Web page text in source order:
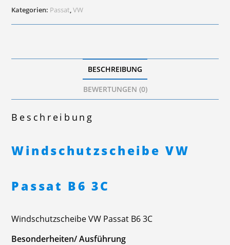
Menge
Kategorien: Passat,VW
BESCHREIBUNG
BEWERTUNGEN (0)
Beschreibung
Windschutzscheibe VW
Passat B6 3C
Windschutzscheibe VW Passat B6 3C
Besonderheiten/ Ausführung